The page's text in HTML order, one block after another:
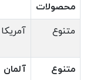
محصولات
متنوع
آمریکا
متنوع آلمان